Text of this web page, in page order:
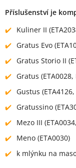
Příslušenství je
Kuliner II
Gratus Evo
Gratus Storio II
Gratus (ETA0028,
Gustus
Gratussino
Mezo III
Meno (ETA0030)
k mlýnku na